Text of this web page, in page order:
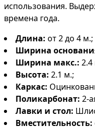
использования.
времена года.
Длина: от 2 до 4 м.;
Ширина
Ширина макс.: 2.4
Высота: 2.1 м.;
Каркас:
Поликарбонат: 2-
Лавки и стол:
Вместительность: